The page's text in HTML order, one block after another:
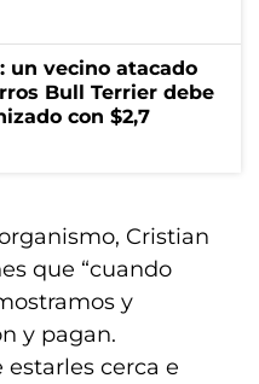
un vecino atacado
Bull Terrier debe
con $2,7
Cristian
que “cuando
y
y pagan.
cerca e